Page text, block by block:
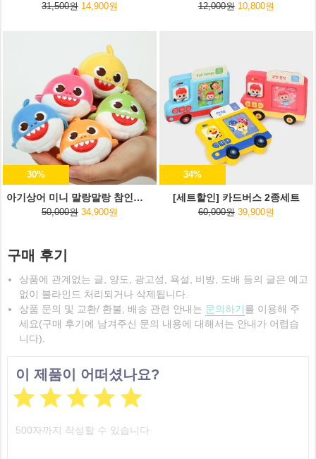
31,500원 14,900원 12,000원 10,800원
30%
아기상어 미니 말랑말랑 참인형 5종세트
50,000원 34,900원
34%
[세트할인] 카드버스 2종세트
60,000원 39,900원
구매 후기
상품에 관계없는 글, 양도, 광고성, 욕설, 비방, 도배 등의 글은 예고
없이 블라인드 처리되거나 삭제됩니다.
상품 문의 및 교환/ 환불, 배송 관련 안내는 문의하기를 이용해 주
세요(구매 후기에 남겨주신 문의 내용에 대해서는 안내가 어렵습
니다).
이 제품이 어떠셨나요?
